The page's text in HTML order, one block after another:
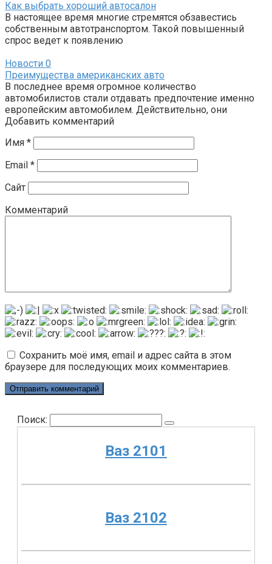
Как выбрать хороший автосалон
В настоящее время многие стремятся обзавестись
собственным автотранспортом. Такой повышенный
спрос ведет к появлению
Новости 0
Преимущества американских авто
В последнее время огромное количество
автомобилистов стали отдавать предпочтение именно
европейским автомобилем. Действительно, они
Добавить комментарий
Имя *
Email *
Сайт
Комментарий
Сохранить моё имя, email и адрес сайта в этом
браузере для последующих моих комментариев.
Поиск:
Ваз 2101
Ваз 2102